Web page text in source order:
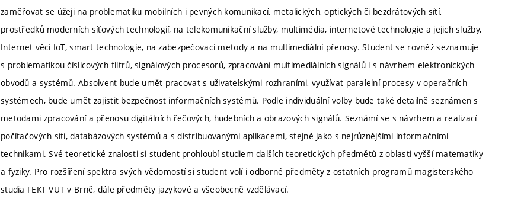
zaměřovat se úžeji na problematiku mobilních i pevných komunikací, metalických, optických či bezdrátových sítí,
prostředků moderních síťových technologií, na telekomunikační služby, multimédia, internetové technologie a jejich služby,
Internet věcí IoT, smart technologie, na zabezpečovací metody a na multimediální přenosy. Student se rovněž seznamuje
s problematikou číslicových filtrů, signálových procesorů, zpracování multimediálních signálů i s návrhem elektronických
obvodů a systémů. Absolvent bude umět pracovat s uživatelskými rozhraními, využívat paralelní procesy v operačních
systémech, bude umět zajistit bezpečnost informačních systémů. Podle individuální volby bude také detailně seznámen s
metodami zpracování a přenosu digitálních řečových, hudebních a obrazových signálů. Seznámí se s návrhem a realizací
počítačových sítí, databázových systémů a s distribuovanými aplikacemi, stejně jako s nejrůznějšími informačními
technikami. Své teoretické znalosti si student prohloubí studiem dalších teoretických předmětů z oblasti vyšší matematiky
a fyziky. Pro rozšíření spektra svých vědomostí si student volí i odborné předměty z ostatních programů magisterského
studia FEKT VUT v Brně, dále předměty jazykové a všeobecně vzdělávací.